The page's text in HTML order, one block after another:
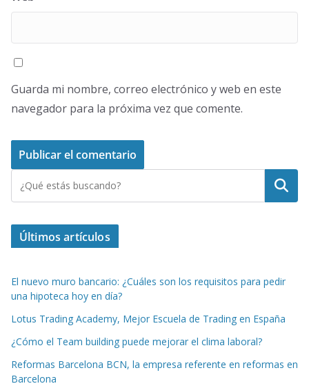
Guarda mi nombre, correo electrónico y web en este
navegador para la próxima vez que comente.
Buscar
Últimos artículos
El nuevo muro bancario: ¿Cuáles son los requisitos para pedir
una hipoteca hoy en día?
Lotus Trading Academy, Mejor Escuela de Trading en España
¿Cómo el Team building puede mejorar el clima laboral?
Reformas Barcelona BCN, la empresa referente en reformas en
Barcelona